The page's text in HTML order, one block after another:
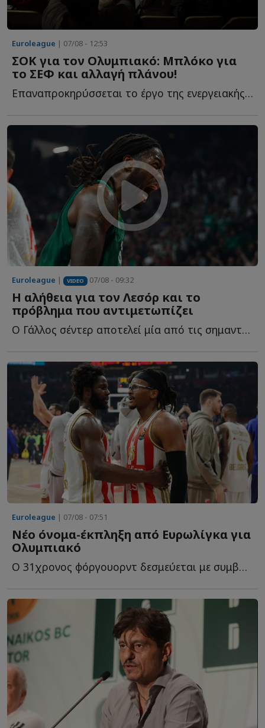
Euroleague | 07/08 - 12:53
ΣΟΚ για τον Ολυμπιακό: Μπλόκο για
το ΣΕΦ και αλλαγή πλάνου!
Επαναπροκηρύσσεται το έργο της ενεργειακής αναβάθμισης τ...
Euroleague | VIDEO 07/08 - 09:32
Η αλήθεια για τον Λεσόρ και το
πρόβλημα που αντιμετωπίζει
Ο Γάλλος σέντερ αποτελεί μία από τις σημαντικότερες μ...
Euroleague | 07/08 - 07:51
Νέο όνομα-έκπληξη από Ευρωλίγκα για
Ολυμπιακό
O 31χρονος φόργουορντ δεσμεύεται με συμβόλαιο για ακόμη έ...